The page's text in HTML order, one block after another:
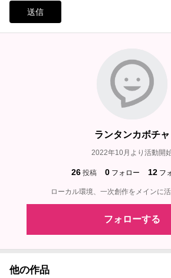
送信
ランタンカボチャ
2022年10月より活動開
26 投稿 0 フォロー 12 フ
ローカル環境、一次創作をメインに活
フォローする
他の作品